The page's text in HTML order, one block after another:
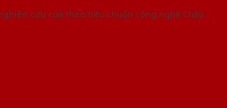
cứu cửa theo tiêu chuẩn công nghệ Châu
& cung cấp hàng đầu tại Việt Nam!